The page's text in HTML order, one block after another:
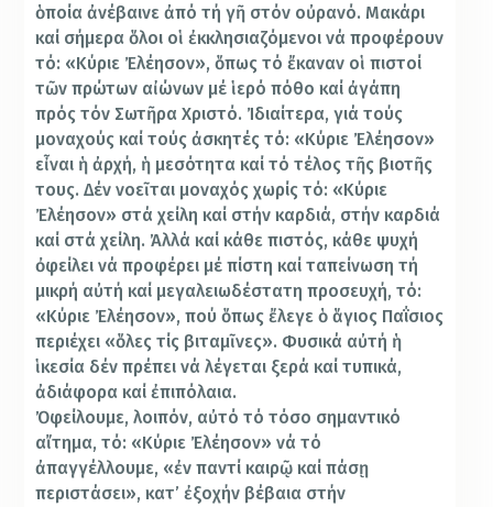
ὁποία ἀνέβαινε ἀπό τή γῆ στόν οὐρανό. Μακάρι
καί σήμερα ὅλοι οἱ ἐκκλησιαζόμενοι νά προφέρουν
τό: «Κύριε Ἐλέησον», ὅπως τό ἔκαναν οἱ πιστοί
τῶν πρώτων αἰώνων μέ ἱερό πόθο καί ἀγάπη
πρός τόν Σωτῆρα Χριστό. Ἰδιαίτερα, γιά τούς
μοναχούς καί τούς ἀσκητές τό: «Κύριε Ἐλέησον»
εἶναι ἡ ἀρχή, ἡ μεσότητα καί τό τέλος τῆς βιοτῆς
τους. Δέν νοεῖται μοναχός χωρίς τό: «Κύριε
Ἐλέησον» στά χείλη καί στήν καρδιά, στήν καρδιά
καί στά χείλη. Ἀλλά καί κάθε πιστός, κάθε ψυχή
ὀφείλει νά προφέρει μέ πίστη καί ταπείνωση τή
μικρή αὐτή καί μεγαλειωδέστατη προσευχή, τό:
«Κύριε Ἐλέησον», πού ὅπως ἔλεγε ὁ ἅγιος Παΐσιος
περιέχει «ὅλες τίς βιταμῖνες». Φυσικά αὐτή ἡ
ἱκεσία δέν πρέπει νά λέγεται ξερά καί τυπικά,
ἀδιάφορα καί ἐπιπόλαια.
Ὀφείλουμε, λοιπόν, αὐτό τό τόσο σημαντικό
αἴτημα, τό: «Κύριε Ἐλέησον» νά τό
ἀπαγγέλλουμε, «ἐν παντί καιρῷ καί πάσῃ
περιστάσει», κατ’ ἐξοχήν βέβαια στήν